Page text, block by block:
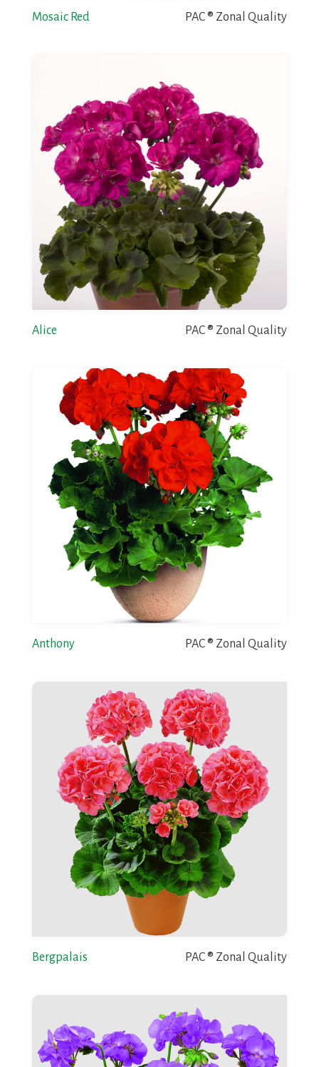
Mosaic Red PAC ® Zonal Quality
Alice PAC ® Zonal Quality
Anthony PAC ® Zonal Quality
Bergpalais PAC ® Zonal Quality